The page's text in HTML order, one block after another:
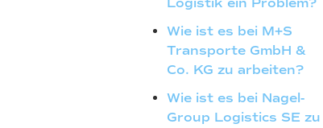
Wie ist es bei M+S
Transporte GmbH &
Co. KG zu arbeiten?
Wie ist es bei Nagel-
Group Logistics SE zu